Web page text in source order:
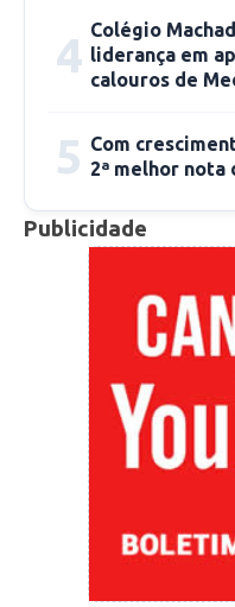
A regularização
crédito rural,
para a produção
promover a
comunidades.
Fonte: pi.gov.br
4 Colégio
liderança em
calouros de
5 Com
2ª melhor nota
Publicidade